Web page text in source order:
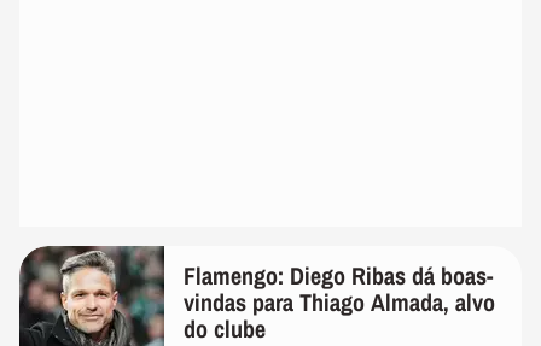
Flamengo: Diego Ribas dá boas-
vindas para Thiago Almada, alvo
do clube